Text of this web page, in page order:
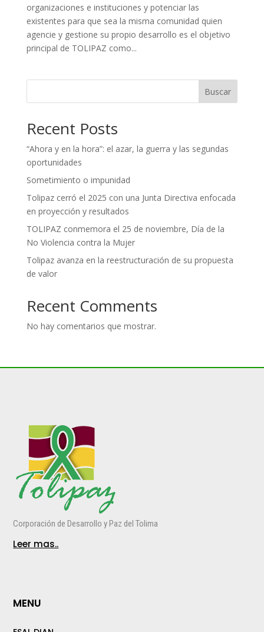
organizaciones e instituciones y potenciar las
existentes para que sea la misma comunidad quien
agencie y gestione su propio desarrollo es el objetivo
principal de TOLIPAZ como...
Buscar
Recent Posts
“Ahora y en la hora”: el azar, la guerra y las segundas
oportunidades
Sometimiento o impunidad
Tolipaz cerró el 2025 con una Junta Directiva enfocada
en proyección y resultados
TOLIPAZ conmemora el 25 de noviembre, Día de la
No Violencia contra la Mujer
Tolipaz avanza en la reestructuración de su propuesta
de valor
Recent Comments
No hay comentarios que mostrar.
Corporación de Desarrollo y Paz del Tolima
Leer mas..
MENU